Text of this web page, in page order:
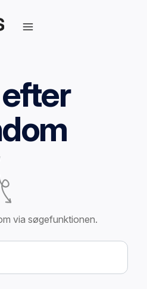
via søgefunktionen.